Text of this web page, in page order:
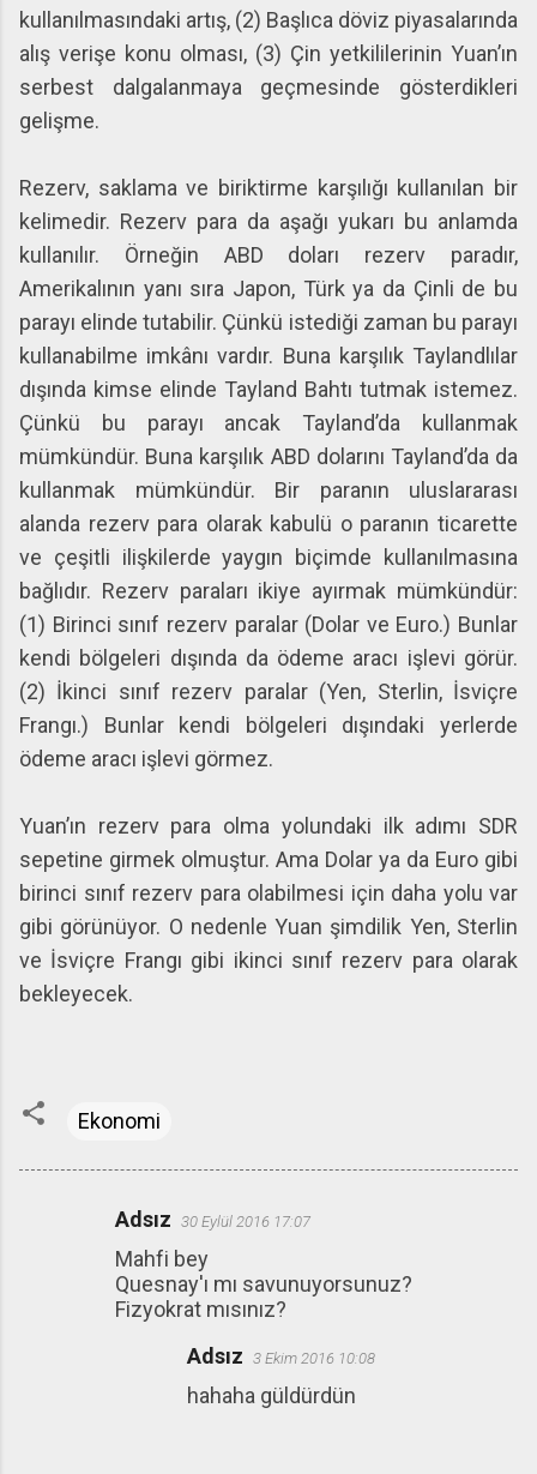
kullanılmasındaki artış, (2) Başlıca döviz piyasalarında
alış verişe konu olması, (3) Çin yetkililerinin Yuan’ın
serbest dalgalanmaya geçmesinde gösterdikleri
gelişme.
Rezerv, saklama ve biriktirme karşılığı kullanılan bir
kelimedir. Rezerv para da aşağı yukarı bu anlamda
kullanılır. Örneğin ABD doları rezerv paradır,
Amerikalının yanı sıra Japon, Türk ya da Çinli de bu
parayı elinde tutabilir. Çünkü istediği zaman bu parayı
kullanabilme imkânı vardır. Buna karşılık Taylandlılar
dışında kimse elinde Tayland Bahtı tutmak istemez.
Çünkü bu parayı ancak Tayland’da kullanmak
mümkündür. Buna karşılık ABD dolarını Tayland’da da
kullanmak mümkündür. Bir paranın uluslararası
alanda rezerv para olarak kabulü o paranın ticarette
ve çeşitli ilişkilerde yaygın biçimde kullanılmasına
bağlıdır. Rezerv paraları ikiye ayırmak mümkündür:
(1) Birinci sınıf rezerv paralar (Dolar ve Euro.) Bunlar
kendi bölgeleri dışında da ödeme aracı işlevi görür.
(2) İkinci sınıf rezerv paralar (Yen, Sterlin, İsviçre
Frangı.) Bunlar kendi bölgeleri dışındaki yerlerde
ödeme aracı işlevi görmez.
Yuan’ın rezerv para olma yolundaki ilk adımı SDR
sepetine girmek olmuştur. Ama Dolar ya da Euro gibi
birinci sınıf rezerv para olabilmesi için daha yolu var
gibi görünüyor. O nedenle Yuan şimdilik Yen, Sterlin
ve İsviçre Frangı gibi ikinci sınıf rezerv para olarak
bekleyecek.
Ekonomi
Adsız 30 Eylül 2016 17:07
Mahfi bey
Quesnay'ı mı savunuyorsunuz?
Fizyokrat mısınız?
Adsız 3 Ekim 2016 10:08
hahaha güldürdün